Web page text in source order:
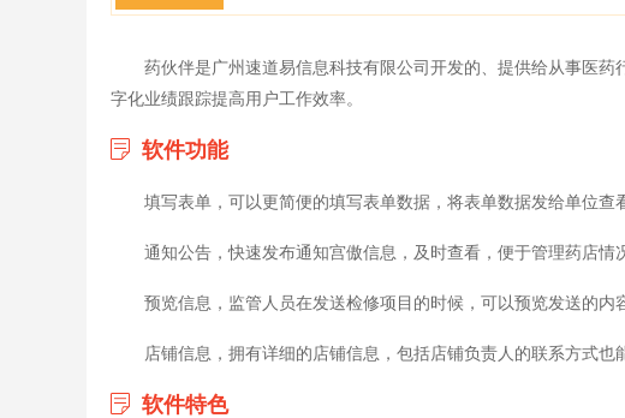
药伙伴是广州速道易信息科技有限公司开发的、提供给从事医
字化业绩跟踪提高用户工作效率。
软件功能
填写表单，可以更简便的填写表单数据，将表单数据发给单位查
通知公告，快速发布通知宫傲信息，及时查看，便于管理药店情
预览信息，监管人员在发送检修项目的时候，可以预览发送的内
店铺信息，拥有详细的店铺信息，包括店铺负责人的联系方式也
软件特色